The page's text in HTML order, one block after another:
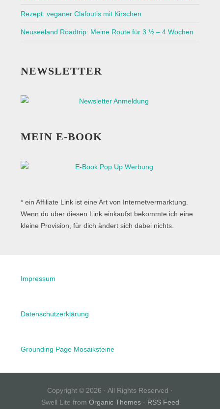
Rezept: veganer Clafoutis mit Kirschen
Neuseeland Roadtrip: Meine Route für 3 ½ – 4 Wochen
NEWSLETTER
MEIN E-BOOK
* ein Affiliate Link ist eine Art von Internetvermarktung.
Wenn du über diesen Link einkaufst bekommte ich eine
kleine Provision, für dich ändert sich dabei nichts.
Impressum
Datenschutzerklärung
Grounding Page Mosaiksteine
Copyright © 2026 · All Rights Reserved ·
Swell Lite from Organic Themes· RSS Feed